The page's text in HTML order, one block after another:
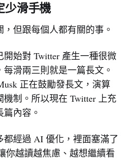
少滑手機
但跟每個人都有關的事。
始對 Twitter 產生一種很微
滑兩三則就是一篇長文。
正在鼓勵發長文，演算
制。所以現在 Twitter 上充
內容。
都經過 AI 優化，裡面塞滿了
你越讀越焦慮、越想繼續看